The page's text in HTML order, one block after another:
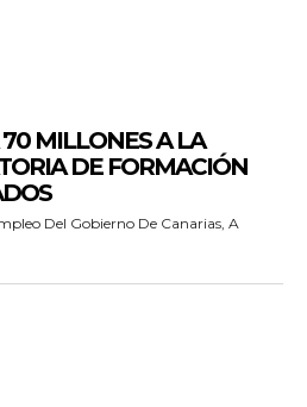
MILLONES A LA
DE FORMACIÓN
Del Gobierno De Canarias, A